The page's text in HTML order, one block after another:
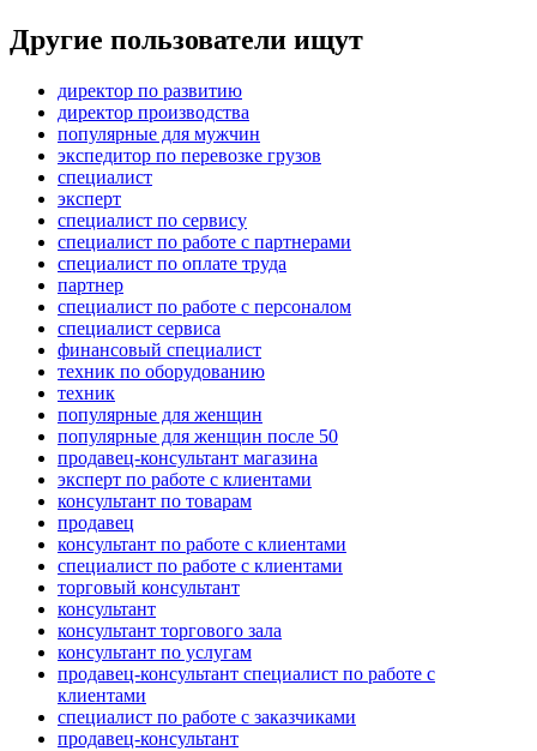
Другие пользователи ищут
директор по развитию
директор производства
популярные для мужчин
экспедитор по перевозке грузов
специалист
эксперт
специалист по сервису
специалист по работе с партнерами
специалист по оплате труда
партнер
специалист по работе с персоналом
специалист сервиса
финансовый специалист
техник по оборудованию
техник
популярные для женщин
популярные для женщин после 50
продавец-консультант магазина
эксперт по работе с клиентами
консультант по товарам
продавец
консультант по работе с клиентами
специалист по работе с клиентами
торговый консультант
консультант
консультант торгового зала
консультант по услугам
продавец-консультант специалист по работе с
клиентами
специалист по работе с заказчиками
продавец-консультант